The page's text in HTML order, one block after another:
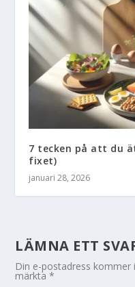
7 tecken på att du
fixet)
januari 28, 2026
LÄMNA ETT
Din e-postadress kommer
märkta*